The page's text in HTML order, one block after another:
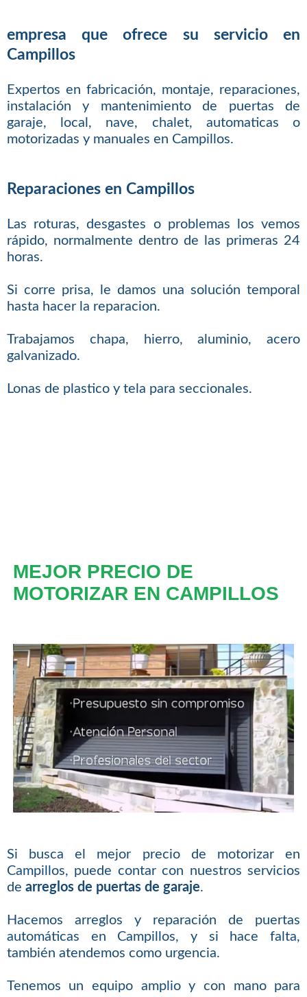
empresa que ofrece su servicio en
Campillos
Expertos en fabricación, montaje, reparaciones,
instalación y mantenimiento de puertas de
garaje, local, nave, chalet, automaticas o
motorizadas y manuales en Campillos.
Reparaciones en Campillos
Las roturas, desgastes o problemas los vemos
rápido, normalmente dentro de las primeras 24
horas.
Si corre prisa, le damos una solución temporal
hasta hacer la reparacion.
Trabajamos chapa, hierro, aluminio, acero
galvanizado.
Lonas de plastico y tela para seccionales.
MEJOR PRECIO DE
MOTORIZAR EN CAMPILLOS
Si busca el mejor precio de motorizar en
Campillos, puede contar con nuestros servicios
de arreglos de puertas de garaje.
Hacemos arreglos y reparación de puertas
automáticas en Campillos, y si hace falta,
también atendemos como urgencia.
Tenemos un equipo amplio y con mano para